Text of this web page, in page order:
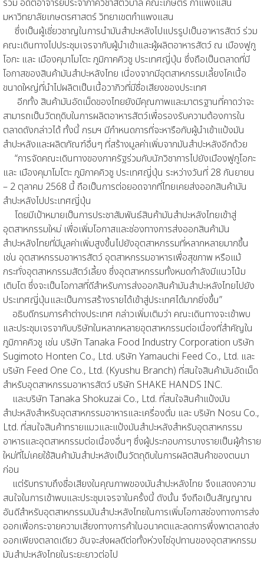
รวม อดีตอาจารย์ประจำภาควิชาสัตวบาล คณะเกษตร กำแพงแสน
มหาวิทยาลัยเกษตรศาสตร์ วิทยาเขตกำแพงแสน
ซึ่งเป็นผู้เชี่ยวชาญในการนำมันสำปะหลังไปแปรรูปเป็นอาหารสัตว์ ร่วม
คณะเดินทางไปประชุมเจรจากับผู้นำเข้าและผู้ผลิตอาหารสัตว์ ณ เมืองฟูกู
โอกะ และ เมืองคุมาโมโตะ ภูมิภาคคิวชู ประเทศญี่ปุ่น ซึ่งถือเป็นตลาดที่มี
โอกาสของสินค้ามันสำปะหลังไทย เนื่องจากมีอุตสาหกรรมเลี้ยงโคเนื้อ
ขนาดใหญ่ที่นำไปผลิตเป็นเนื้อวากิวที่มีชื่อเสียงของประเทศ
อีกทั้ง สินค้ามันอัดเม็ดของไทยยังมีคุณภาพและมาตรฐานที่คาดว่าจะ
สามารถเป็นวัตถุดิบในการผลิตอาหารสัตว์เพื่อรองรับความต้องการใน
ตลาดดังกล่าวได้ ทั้งนี้ กรมฯ มีกำหนดการที่จะหารือกับผู้นำเข้าแป้งมัน
สำปะหลังและผลิตภัณฑ์อื่นๆ ที่สร้างมูลค่าเพิ่มจากมันสำปะหลังอีกด้วย
“การจัดคณะเดินทางของภาครัฐร่วมกับนักวิชาการไปยังเมืองฟูกูโอกะ
และ เมืองคุมาโมโตะ ภูมิภาคคิวชู ประเทศญี่ปุ่น ระหว่างวันที่ 28 กันยายน
– 2 ตุลาคม 2568 นี้ ถือเป็นการต่อยอดจากที่ไทยเคยส่งออกสินค้ามัน
สำปะหลังไปประเทศญี่ปุ่น
โดยมีเป้าหมายเป็นการประชาสัมพันธ์สินค้ามันสำปะหลังไทยเข้าสู่
อุตสาหกรรมใหม่ เพื่อเพิ่มโอกาสและช่องทางการส่งออกสินค้ามัน
สำปะหลังไทยที่มีมูลค่าเพิ่มสูงขึ้นไปยังอุตสาหกรรมที่หลากหลายมากขึ้น
เช่น อุตสาหกรรมอาหารสัตว์ อุตสาหกรรมอาหารเพื่อสุขภาพ หรือแม้
กระทั่งอุตสาหกรรมสัตว์เลี้ยง ซึ่งอุตสาหกรรมทั้งหมดกำลังมีแนวโน้ม
เติบโต ซึ่งจะเป็นโอกาสที่ดีสำหรับการส่งออกสินค้ามันสำปะหลังไทยไปยัง
ประเทศญี่ปุ่นและเป็นการสร้างรายได้เข้าสู่ประเทศได้มากยิ่งขึ้น”
อธิบดีกรมการค้าต่างประเทศ กล่าวเพิ่มเติมว่า คณะเดินทางจะเข้าพบ
และประชุมเจรจากับบริษัทในหลากหลายอุตสาหกรรมต่อเนื่องที่สำคัญใน
ภูมิภาคคิวชู เช่น บริษัท Tanaka Food Industry Corporation บริษัท
Sugimoto Honten Co., Ltd. บริษัท Yamauchi Feed Co., Ltd. และ
บริษัท Feed One Co., Ltd. (Kyushu Branch) ที่สนใจสินค้ามันอัดเม็ด
สำหรับอุตสาหกรรมอาหารสัตว์ บริษัท SHAKE HANDS INC.
และบริษัท Tanaka Shokuzai Co., Ltd. ที่สนใจสินค้าแป้งมัน
สำปะหลังสำหรับอุตสาหกรรมอาหารและเครื่องดื่ม และ บริษัท Nosu Co.,
Ltd. ที่สนใจสินค้าทรายแมวและแป้งมันสำปะหลังสำหรับอุตสาหกรรม
อาหารและอุตสาหกรรมต่อเนื่องอื่นๆ ซึ่งผู้ประกอบการบางรายเป็นผู้ค้าราย
ใหม่ที่ไม่เคยใช้สินค้ามันสำปะหลังเป็นวัตถุดิบในการผลิตสินค้าของตนมา
ก่อน
แต่รับทราบถึงชื่อเสียงในคุณภาพของมันสำปะหลังไทย จึงแสดงความ
สนใจในการเข้าพบและประชุมเจรจาในครั้งนี้ ดังนั้น จึงถือเป็นสัญญาณ
อันดีสำหรับอุตสาหกรรมมันสำปะหลังไทยในการเพิ่มโอกาสช่องทางการส่ง
ออกเพื่อกระจายความเสี่ยงทางการค้าในอนาคตและลดการพึ่งพาตลาดส่ง
ออกเพียงตลาดเดียว อันจะส่งผลดีต่อทั้งห่วงโซ่อุปทานของอุตสาหกรรม
มันสำปะหลังไทยในระยะยาวต่อไป